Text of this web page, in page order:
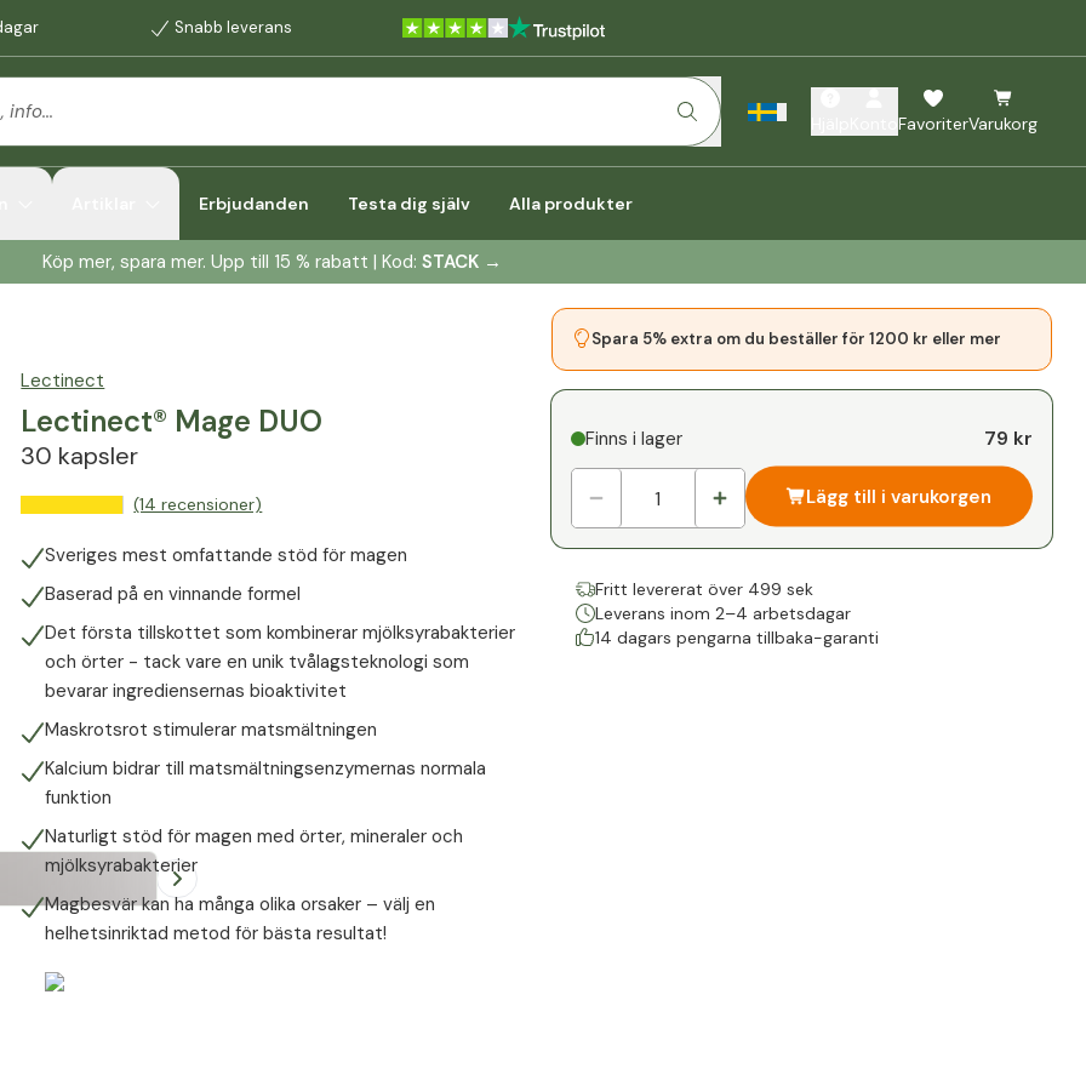
Snabb leverans
FavoriterVarukorg
Erbjudanden Testa dig själv Alla produkter
Köp mer, spara mer. Upp till 15 % rabatt | Kod: STACK→
Lectinect
Lectinect® Mage DUO
30 kapsler
(14 recensioner)
Sveriges mest omfattande stöd för magen
Baserad på en vinnande formel
Det första tillskottet som kombinerar mjölksyrabakterier
och örter - tack vare en unik tvålagsteknologi som
bevarar ingrediensernas bioaktivitet
Maskrotsrot stimulerar matsmältningen
Kalcium bidrar till matsmältningsenzymernas normala
funktion
Naturligt stöd för magen med örter, mineraler och
mjölksyrabakterier
Magbesvär kan ha många olika orsaker – välj en
helhetsinriktad metod för bästa resultat!
Spara 5% extra om du beställer för 1200 kr eller mer
Finns i lager 79 kr
Lägg till i varukorgen
Fritt levererat över 499 sek
Leverans inom 2–4 arbetsdagar
14 dagars pengarna tillbaka-garanti